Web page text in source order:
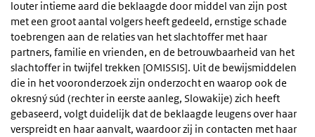
louter intieme aard die beklaagde door middel van zijn post
met een groot aantal volgers heeft gedeeld, ernstige schade
toebrengen aan de relaties van het slachtoffer met haar
partners, familie en vrienden, en de betrouwbaarheid van het
slachtoffer in twijfel trekken [OMISSIS]. Uit de bewijsmiddelen
die in het vooronderzoek zijn onderzocht en waarop ook de
okresný súd (rechter in eerste aanleg, Slowakije) zich heeft
gebaseerd, volgt duidelijk dat de beklaagde leugens over haar
verspreidt en haar aanvalt, waardoor zij in contacten met haar